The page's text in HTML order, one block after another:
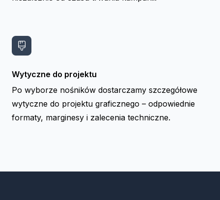
Wytyczne do projektu
Po wyborze nośników dostarczamy szczegółowe
wytyczne do projektu graficznego – odpowiednie
formaty, marginesy i zalecenia techniczne.